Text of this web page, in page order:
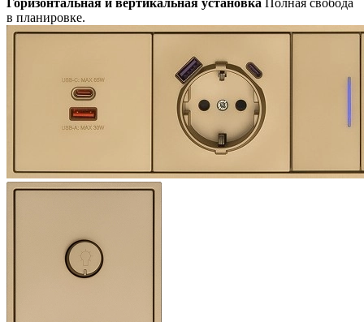
Горизонтальная и вертикальная установка
Полная свобода
в планировке.